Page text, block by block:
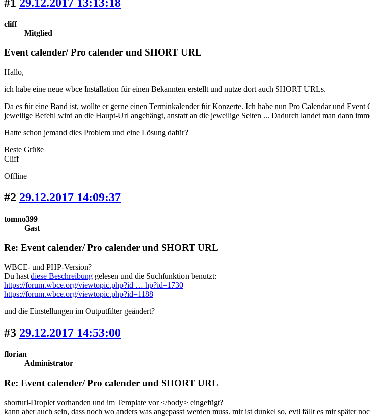
cliff
Mitglied
Event calender/ Pro calender und SHORT URL
Hallo,
ich habe eine neue wbce Installation für einen Bekannten erstellt und nutze dort auch SHORT URLs.
Da es für eine Band ist, wollte er gerne einen Terminkalender für Konzerte. Ich habe nun Pro Calendar und
jeweilige Befehl wird an die Haupt-Url angehängt, anstatt an die jeweilige Seiten ... Dadurch landet man dann
Hatte schon jemand dies Problem und eine Lösung dafür?
Beste Grüße
Cliff
Offline
#2 29.12.2017 14:09:37
tomno399
Gast
Re: Event calender/ Pro calender und SHORT URL
WBCE- und PHP-Version?
Du hast diese Beschreibung gelesen und die Suchfunktion benutzt:
https://forum.wbce.org/viewtopic.php?id … hp?id=1730
https://forum.wbce.org/viewtopic.php?id=1188
und die Einstellungen im Outputfilter geändert?
#3 29.12.2017 14:53:00
florian
Administrator
Re: Event calender/ Pro calender und SHORT URL
shorturl-Droplet vorhanden und im Template vor </body> eingefügt?
kann aber auch sein, dass noch wo anders was angepasst werden muss. mir ist dunkel so, evtl fällt es mir später